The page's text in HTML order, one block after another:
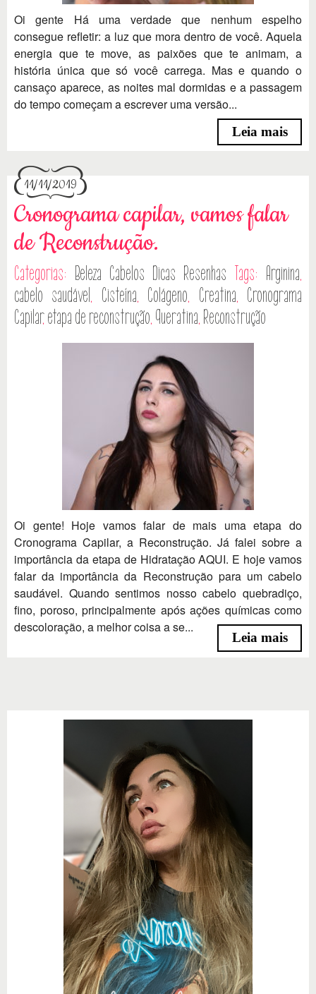
Oi gente Há uma verdade que nenhum espelho
consegue refletir: a luz que mora dentro de você. Aquela
energia que te move, as paixões que te animam, a
história única que só você carrega. Mas e quando o
cansaço aparece, as noites mal dormidas e a passagem
do tempo começam a escrever uma versão...
Leia mais
11/11/2019
Cronograma capilar, vamos falar
de Reconstrução.
Categorias: Beleza Cabelos Dicas Resenhas Tags: Arginina,
cabelo saudável, Cisteína, Colágeno, Creatina, Cronograma
Capilar,etapa de reconstrução, Queratina, Reconstrução
Oi gente! Hoje vamos falar de mais uma etapa do
Cronograma Capilar, a Reconstrução. Já falei sobre a
importância da etapa de Hidratação AQUI. E hoje vamos
falar da importância da Reconstrução para um cabelo
saudável. Quando sentimos nosso cabelo quebradiço,
fino, poroso, principalmente após ações químicas como
descoloração, a melhor coisa a se...
Leia mais